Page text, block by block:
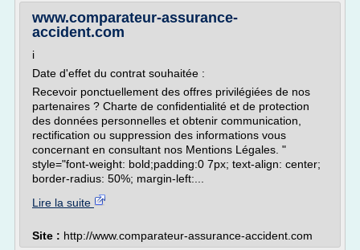
www.comparateur-assurance-
accident.com
i
Date d'effet du contrat souhaitée :
Recevoir ponctuellement des offres privilégiées de nos
partenaires ? Charte de confidentialité et de protection
des données personnelles et obtenir communication,
rectification ou suppression des informations vous
concernant en consultant nos Mentions Légales. "
style="font-weight: bold;padding:0 7px; text-align: center;
border-radius: 50%; margin-left:...
Lire la suite
Site : http://www.comparateur-assurance-accident.com